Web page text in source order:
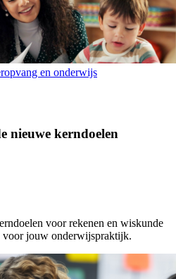
en onderwijs
nieuwe kerndoelen
voor rekenen en wiskunde
voor jouw onderwijspraktijk.